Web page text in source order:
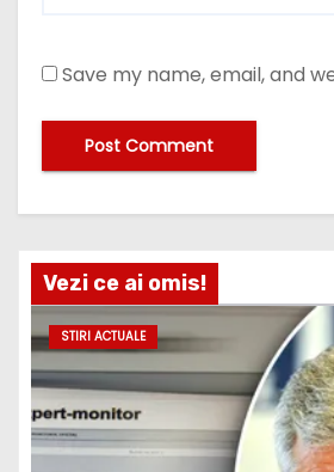
Save my name, email, and
Vezi ce ai omis!
STIRI ACTUALE